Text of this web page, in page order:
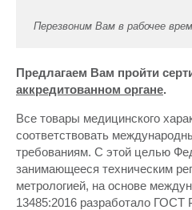
Перезвоним Вам в рабочее
Предлагаем Вам пройти
аккредитованном органе.
Все товары медицинского
соответствовать
требованиям. С этой целью
занимающееся техническим
метрологией, на основе
13485:2016 разработало